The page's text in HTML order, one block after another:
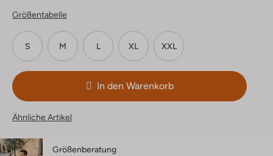
Größentabelle
S M L XL XXL
In den Warenkorb
Ähnliche Artikel
Größenberatung